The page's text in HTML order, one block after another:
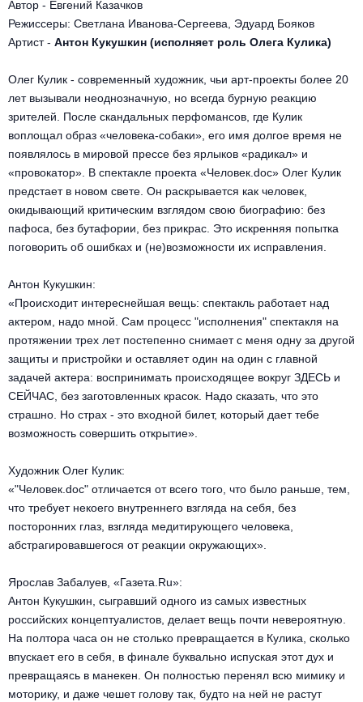
Поп и эстрада
Альтернатива
Круиз Фест
Open-air на ВДНХ
Джаз и блюз
Этно, фолк, кантри
Рок
Металл
Известные актёры
Творческий вечер
Мюзикл, оперетта
Балет
Драма
Спектакль
Иммерсивный спектакль
Детский концерт
Детский спектакль
Детское шоу
Детский мюзикл
Все события
Автор - Евгений Казачков
Режиссеры: Светлана Иванова-Сергеева, Эдуард Бояков
Артист - Антон Кукушкин (исполняет роль Олега Кулика)
Олег Кулик - современный художник, чьи арт-проекты более 20
лет вызывали неоднозначную, но всегда бурную реакцию
зрителей. После скандальных перфомансов, где Кулик
воплощал образ «человека-собаки», его имя долгое время не
появлялось в мировой прессе без ярлыков «радикал» и
«провокатор». В спектакле проекта «Человек.doc» Олег Кулик
предстает в новом свете. Он раскрывается как человек,
окидывающий критическим взглядом свою биографию: без
пафоса, без бутафории, без прикрас. Это искренняя попытка
поговорить об ошибках и (не)возможности их исправления.
Антон Кукушкин:
«Происходит интереснейшая вещь: спектакль работает над
актером, надо мной. Сам процесс "исполнения" спектакля на
протяжении трех лет постепенно снимает с меня одну за другой
защиты и пристройки и оставляет один на один с главной
задачей актера: воспринимать происходящее вокруг ЗДЕСЬ и
СЕЙЧАС, без заготовленных красок. Надо сказать, что это
страшно. Но страх - это входной билет, который дает тебе
возможность совершить открытие».
Художник Олег Кулик:
«"Человек.doc" отличается от всего того, что было раньше, тем,
что требует некоего внутреннего взгляда на себя, без
посторонних глаз, взгляда медитирующего человека,
абстрагировавшегося от реакции окружающих».
Ярослав Забалуев, «Газета.Ru»:
Антон Кукушкин, сыгравший одного из самых известных
российских концептуалистов, делает вещь почти невероятную.
На полтора часа он не столько превращается в Кулика, сколько
впускает его в себя, в финале буквально испуская этот дух и
превращаясь в манекен. Он полностью перенял всю мимику и
моторику, и даже чешет голову так, будто на ней не растут